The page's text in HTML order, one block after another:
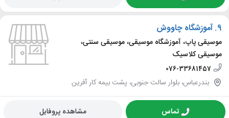
9. آموزشگاه چاووش
موسیقی پاپ، آموزشگاه موسیقی، موسیقی سنتی،
موسیقی کلاسیک
076-33681457
بندرعباس، بلوار سالت جنوبی، پشت بیمه کار آفرین
تماس مشاهده پروفایل